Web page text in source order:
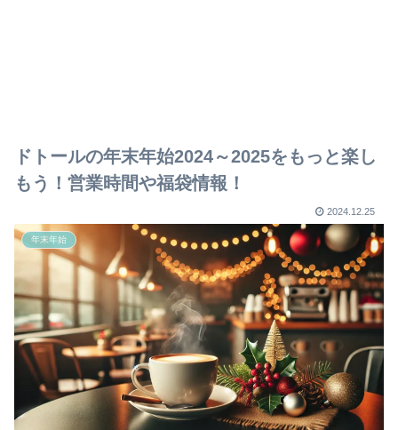
ドトールの年末年始2024～2025をもっと楽し
もう！営業時間や福袋情報！
2024.12.25
年末年始